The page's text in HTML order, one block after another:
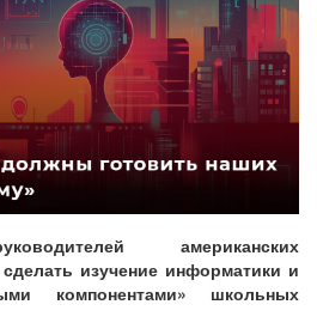
американских
изучение информатики и
компонентами» школьных